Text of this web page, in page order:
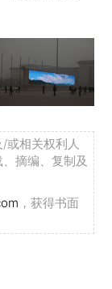
或相关权利人
摘编、复制及
，获得书面